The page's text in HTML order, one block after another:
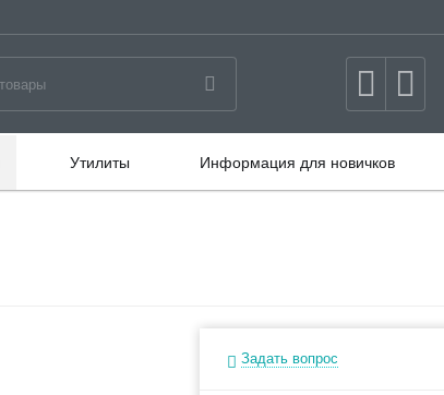
Утилиты Информация для новичков
Задать вопрос